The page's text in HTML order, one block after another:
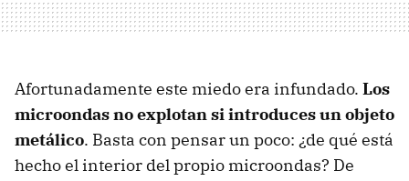
Afortunadamente este miedo era infundado. Los
microondas no explotan si introduces un objeto
metálico. Basta con pensar un poco: ¿de qué está
hecho el interior del propio microondas? De